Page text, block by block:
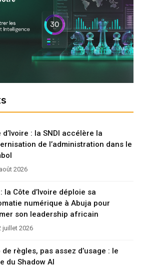
d’Ivoire : la SNDI accélère la
de l’administration dans le
2026
: la Côte d’Ivoire déploie sa
numérique à Abuja pour
son leadership africain
juillet 2026
de règles, pas assez d’usage : le
du Shadow AI